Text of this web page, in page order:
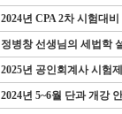
2024년 CPA 2차 시험대
정병창 선생님의 세법학
2025년 공인회계사 시험
2024년 5~6월 단과 개강